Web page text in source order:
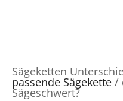
Sägeketten
passende Sägekette /
Sägeschwert?